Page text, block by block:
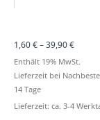
1,60€–39,90€
Enthält 19% MwSt.
Lieferzeit bei
14 Tage
Lieferzeit: ca. 3-4